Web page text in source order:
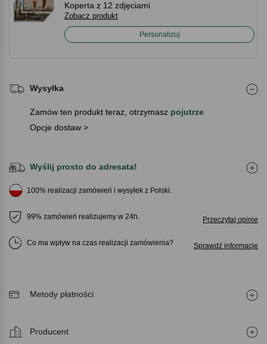
Koperta z 12 zdjęciami
Zobacz produkt
Personalizuj
Wysyłka
Zamów ten produkt teraz, otrzymasz pojutrze
Opcje dostaw >
Wyślij prosto do adresata!
100% realizacji zamówień i wysyłek z Polski.
99% zamówień realizujemy w 24h. Przeczytaj opinie
Co ma wpływ na czas realizacji zamówienia Sprawdź informacje
Metody płatności
Producent